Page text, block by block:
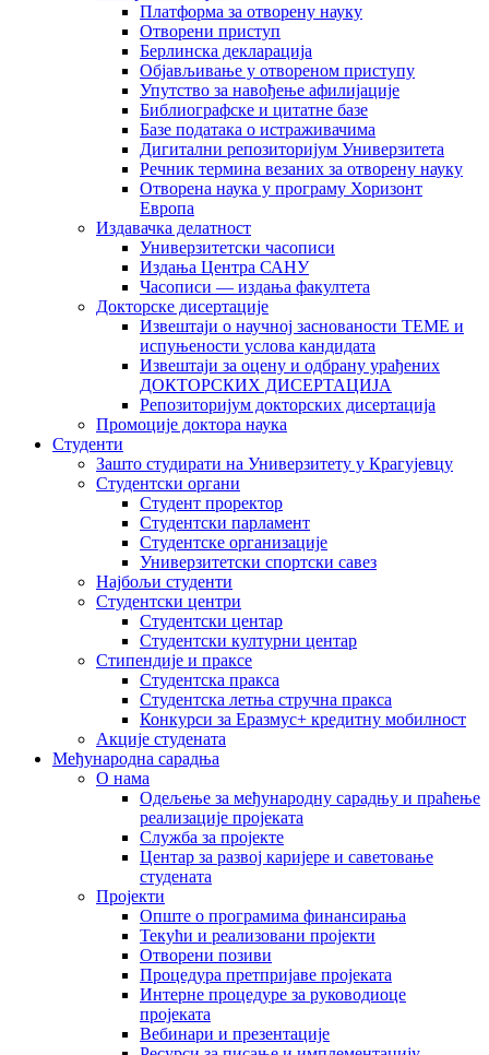
Платформа за отворену науку
Отворени приступ
Берлинска декларација
Објављивање у отвореном приступу
Упутство за навођење афилијације
Библиографске и цитатне базе
Базе података о истраживачима
Дигитални репозиторијум Универзитета
Рeчник термина везаних за отворену науку
Отворена наука у програму Хоризонт
Европа
Издавачка делатност
Универзитетски часописи
Издања Центра САНУ
Часописи — издања факултета
Докторске дисертације
Извештаји о научној заснованости ТЕМЕ и
испуњености услова кандидата
Извештаји за оцену и одбрану урађених
ДОКТОРСКИХ ДИСЕРТАЦИЈА
Репозиторијум докторских дисертација
Промоције доктора наука
Студенти
Зашто студирати на Универзитету у Крагујевцу
Студентски органи
Студент проректор
Студентски парламент
Студентске организације
Универзитетски спортски савез
Најбољи студенти
Студентски центри
Студентски центар
Студентски културни центар
Стипендије и праксе
Студентска пракса
Студентска летња стручна пракса
Конкурси за Еразмус+ кредитну мобилност
Акције студената
Међународна сарадња
О нама
Одељење за међународну сарадњу и праћење
реализације пројеката
Служба за пројекте
Центар за развој каријере и саветовање
студената
Пројекти
Опште о програмима финансирања
Текући и реализовани пројекти
Отворени позиви
Процедура претпријаве пројеката
Интерне процедуре за руководиоце
пројеката
Вебинари и презентације